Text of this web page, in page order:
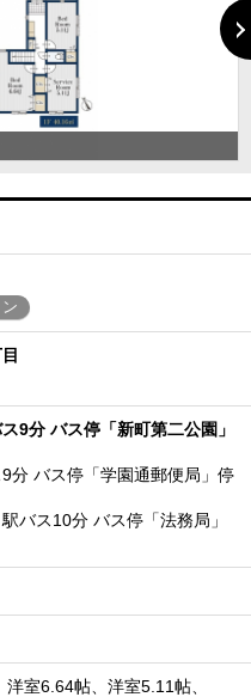
9分 バス停「新町第二公園」
分 バス停「学園通郵便局」停
バス10分 バス停「法務局」
室6.64帖、洋室5.11帖、